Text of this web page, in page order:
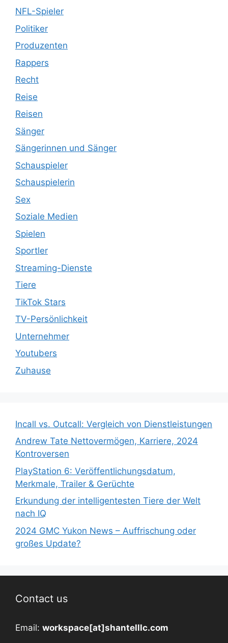
NFL-Spieler
Politiker
Produzenten
Rappers
Recht
Reise
Reisen
Sänger
Sängerinnen und Sänger
Schauspieler
Schauspielerin
Sex
Soziale Medien
Spielen
Sportler
Streaming-Dienste
Tiere
TikTok Stars
TV-Persönlichkeit
Unternehmer
Youtubers
Zuhause
Incall vs. Outcall: Vergleich von Dienstleistungen
Andrew Tate Nettovermögen, Karriere, 2024
Kontroversen
PlayStation 6: Veröffentlichungsdatum,
Merkmale, Trailer & Gerüchte
Erkundung der intelligentesten Tiere der Welt
nach IQ
2024 GMC Yukon News – Auffrischung oder
großes Update?
Contact us
Email: workspace[at]shantelllc.com